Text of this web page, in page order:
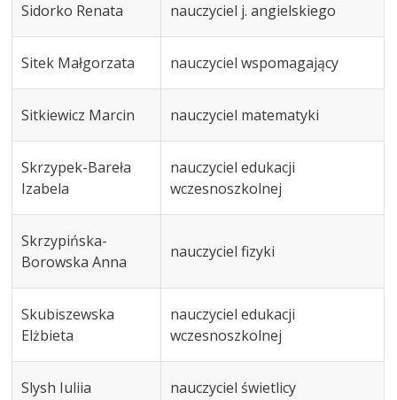
Sidorko Renata nauczyciel j. angielskiego
Sitek Małgorzata nauczyciel wspomagający
Sitkiewicz Marcin nauczyciel matematyki
Skrzypek-Bareła
Izabela
nauczyciel edukacji
wczesnoszkolnej
Skrzypińska-
Borowska Anna
nauczyciel fizyki
Skubiszewska
Elżbieta
nauczyciel edukacji
wczesnoszkolnej
Slysh Iuliia nauczyciel świetlicy